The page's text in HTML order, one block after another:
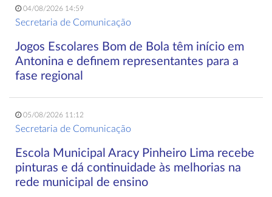
04/08/2026 14:59
Secretaria de Comunicação
Jogos Escolares Bom de Bola têm início em
Antonina e definem representantes para a
fase regional
05/08/2026 11:12
Secretaria de Comunicação
Escola Municipal Aracy Pinheiro Lima recebe
pinturas e dá continuidade às melhorias na
rede municipal de ensino